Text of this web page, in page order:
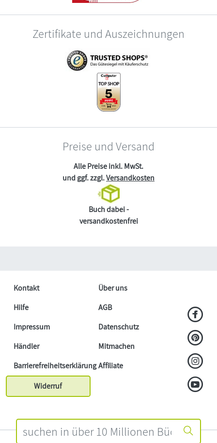
Zertifikate und Auszeichnungen
Preise und Versand
Alle Preise inkl. MwSt.
und ggf. zzgl.Versandkosten
Buch dabei -
versandkostenfrei
Kontakt
Über uns
Hilfe
AGB
Impressum
Datenschutz
Händler
Mitmachen
BarrierefreiheitserklärungAffiliate
Widerruf